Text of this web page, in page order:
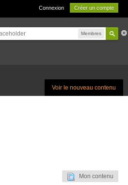
Connexion Créer un compte
Membres
Voir le nouveau contenu
Mon contenu